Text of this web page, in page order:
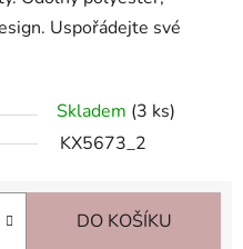
Uspořádejte své
Skladem (3 ks)
KX5673_2
DO KOŠÍKU